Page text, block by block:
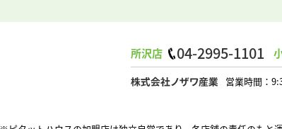
所沢店 04-2995-1101
営業時間：